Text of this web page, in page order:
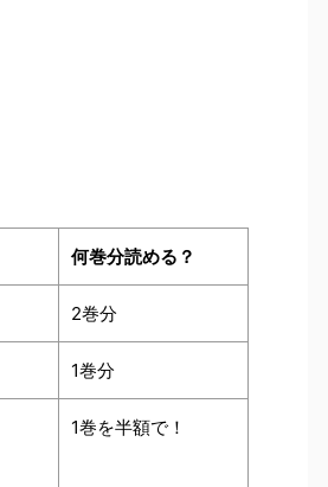
何巻分読める？
2巻分
1巻分
1巻を半額で！